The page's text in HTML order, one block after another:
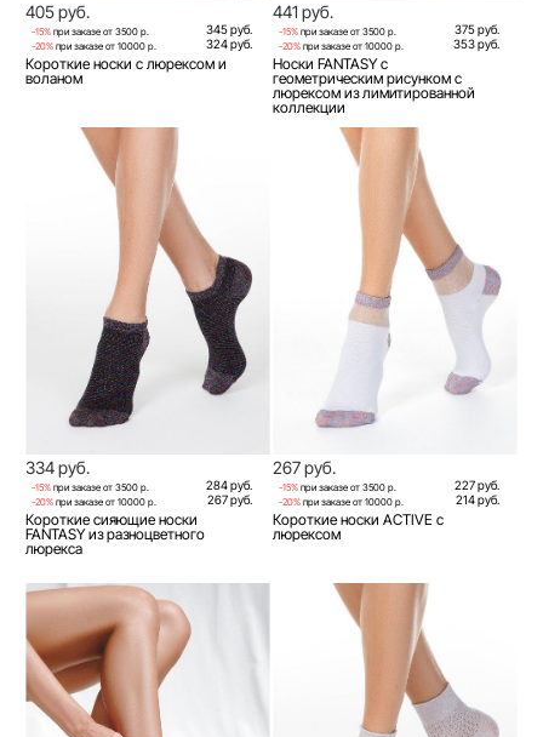
405 руб.
-15% при заказе от 3500 р. 345 руб.
-20% при заказе от 10000 р. 324 руб.
Короткие носки с люрексом и
воланом
441 руб.
-15% при заказе от 3500 р. 375 руб.
-20% при заказе от 10000 р. 353 руб.
Носки FANTASY c
геометрическим рисунком с
люрексом из лимитированной
коллекции
334 руб.
-15% при заказе от 3500 р. 284 руб.
-20% при заказе от 10000 р. 267 руб.
Короткие сияющие носки
FANTASY из разноцветного
люрекса
267 руб.
-15% при заказе от 3500 р. 227 руб.
-20% при заказе от 10000 р. 214 руб.
Короткие носки ACTIVE с
люрексом